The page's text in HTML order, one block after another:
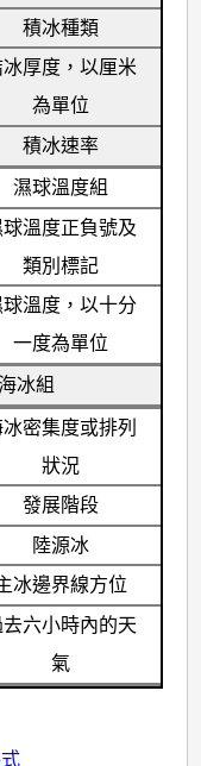
積冰種類
冰厚度，以厘米
為單位
積冰速率
濕球溫度組
球溫度正負號及
類別標記
球溫度，以十分
一度為單位
海冰組
冰密集度或排列
狀況
發展階段
陸源冰
冰邊界線方位
去六小時內的天
氣